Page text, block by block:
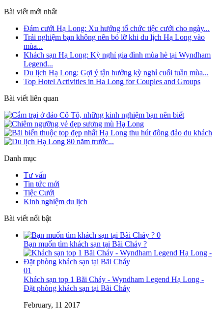
Bài viết mới nhất
Đám cưới Hạ Long: Xu hướng tổ chức tiệc cưới cho ngày...
Trải nghiệm bạn không nên bỏ lỡ khi du lịch Hạ Long vào
mùa...
Khách sạn Hạ Long: Kỳ nghỉ gia đình mùa hè tại Wyndham
Legend...
Du lịch Hạ Long: Gợi ý tận hưởng kỳ nghỉ cuối tuần mùa...
Top Hotel Activities in Ha Long for Couples and Groups
Bài viết liên quan
Danh mục
Tư vấn
Tin tức mới
Tiệc Cưới
Kinh nghiệm du lịch
Bài viết nổi bật
0
Bạn muốn tìm khách sạn tại Bãi Cháy ?
01
Khách sạn top 1 Bãi Cháy - Wyndham Legend Hạ Long -
Đặt phòng khách sạn tại Bãi Cháy
February, 11 2017